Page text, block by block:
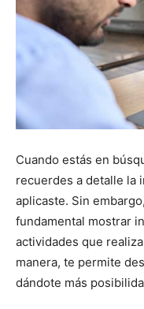
Cuando estás en
recuerdes a detalle la
aplicaste. Sin
fundamental mostrar
actividades que
manera, te permite
dándote más